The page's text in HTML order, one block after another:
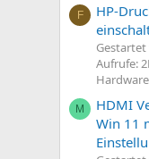
F
HP-
Gestartet
Aufrufe:
M
HDMI
Win 11